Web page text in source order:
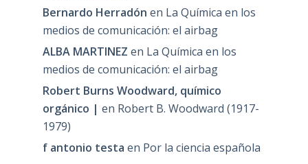
Bernardo Herradón en La Química en los
medios de comunicación: el airbag
ALBA MARTINEZ en La Química en los
medios de comunicación: el airbag
Robert Burns Woodward, químico
orgánico | en Robert B. Woodward (1917-
1979)
f antonio testa en Por la ciencia española